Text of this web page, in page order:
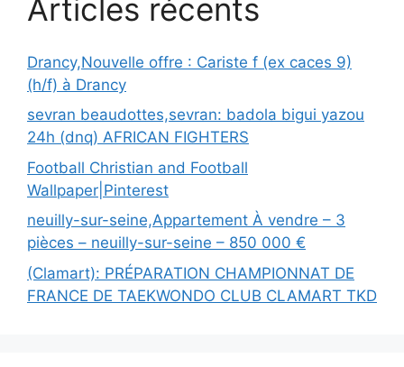
Articles récents
Drancy,Nouvelle offre : Cariste f (ex caces 9)
(h/f) à Drancy
sevran beaudottes,sevran: badola bigui yazou
24h (dnq) AFRICAN FIGHTERS
Football Christian and Football
Wallpaper|Pinterest
neuilly-sur-seine,Appartement À vendre – 3
pièces – neuilly-sur-seine – 850 000 €
(Clamart): PRÉPARATION CHAMPIONNAT DE
FRANCE DE TAEKWONDO CLUB CLAMART TKD